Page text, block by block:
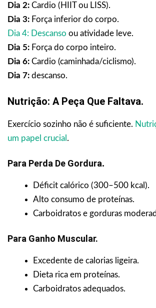
Dia 2: Cardio (HIIT ou LISS).
Dia 3: Força inferior do corpo.
Dia 4: Descanso ou atividade leve.
Dia 5: Força do corpo inteiro.
Dia 6: Cardio (caminhada/ciclismo).
Dia 7: descanso.
Nutrição: A Peça Que Faltava.
Exercício sozinho não é suficiente.
um papel crucial .
Para Perda De Gordura.
Déficit calórico (300–500 kcal).
Alto consumo de proteínas.
Carboidratos e gorduras
Para Ganho Muscular.
Excedente de calorias ligeira.
Dieta rica em proteínas.
Carboidratos adequados.